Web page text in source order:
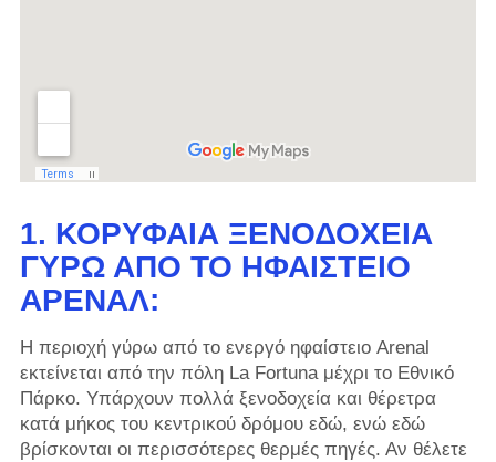
1. ΚΟΡΥΦΑΊΑ ΞΕΝΟΔΟΧΕΊΑ
ΓΎΡΩ ΑΠΌ ΤΟ ΗΦΑΊΣΤΕΙΟ
ΑΡΕΝΆΛ:
Η περιοχή γύρω από το ενεργό ηφαίστειο Arenal
εκτείνεται από την πόλη La Fortuna μέχρι το Εθνικό
Πάρκο. Υπάρχουν πολλά ξενοδοχεία και θέρετρα
κατά μήκος του κεντρικού δρόμου εδώ, ενώ εδώ
βρίσκονται οι περισσότερες θερμές πηγές. Αν θέλετε